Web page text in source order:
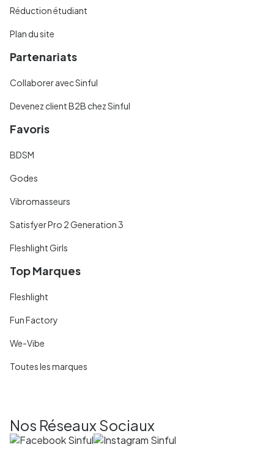
Réduction étudiant
Plan du site
Partenariats
Collaborer avec Sinful
Devenez client B2B chez Sinful
Favoris
BDSM
Godes
Vibromasseurs
Satisfyer Pro 2 Generation 3
Fleshlight Girls
Top Marques
Fleshlight
Fun Factory
We-Vibe
Toutes les marques
Nos Réseaux Sociaux